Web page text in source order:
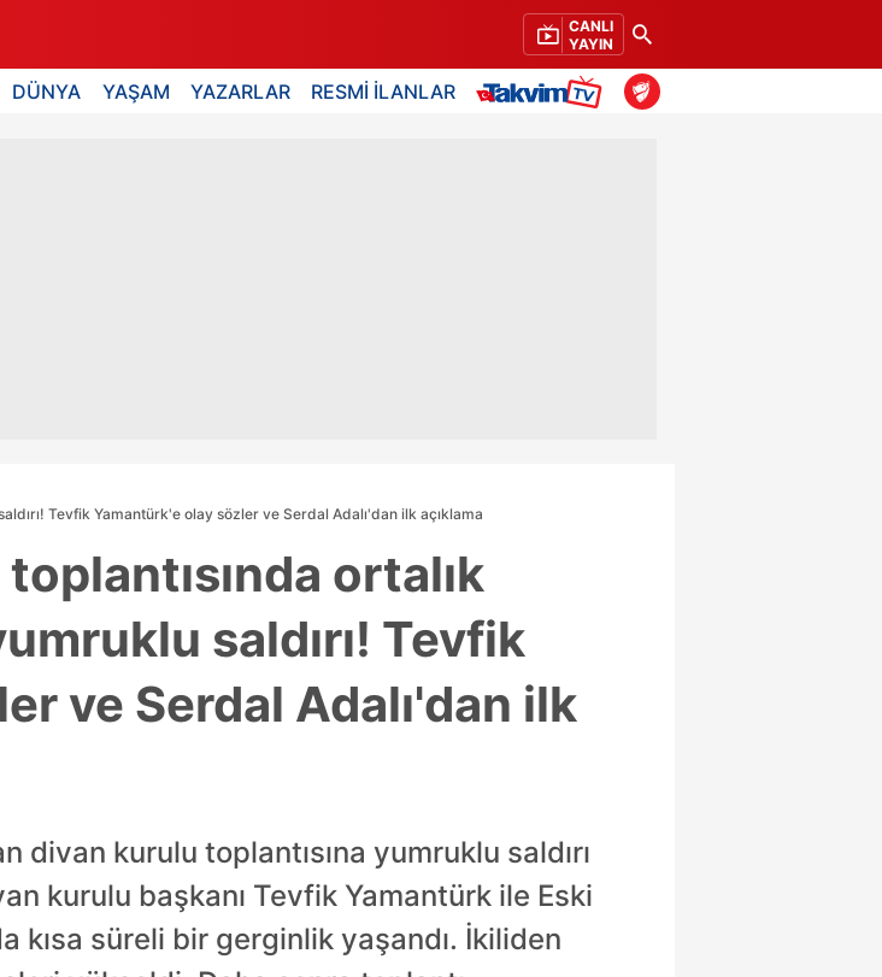
CANLI
YAYIN
DÜNYA YAŞAM YAZARLAR RESMİ İLANLAR
Tevfik Yamantürk'e olay sözler ve Serdal Adalı'dan ilk açıklama
ortalık
saldırı! Tevfik
ve Serdal Adalı'dan ilk
divan kurulu toplantısına yumruklu saldırı
kurulu başkanı Tevfik Yamantürk ile Eski
kısa süreli bir gerginlik yaşandı. İkiliden